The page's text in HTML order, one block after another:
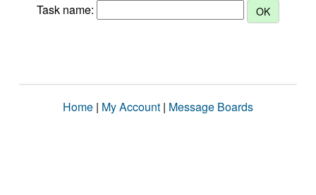
Task name:
Home | My Account | Message Boards